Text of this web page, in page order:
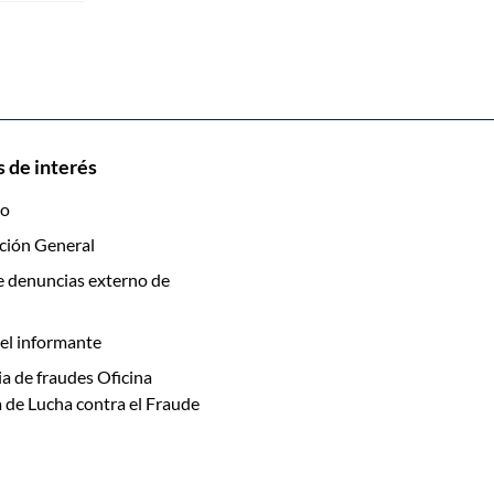
de interés
General
denuncias externo de
informante
de fraudes Oficina
de Lucha contra el Fraude